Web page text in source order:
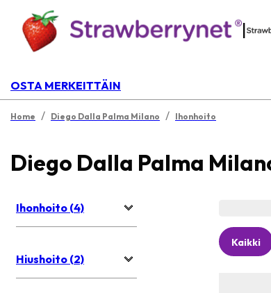
|
OSTA MERKEITTÄIN
Home / Diego Dalla Palma Milano / Ihonhoito
Diego Dalla Palma
Ihonhoito (4)
Hiushoito (2)
Kaikki